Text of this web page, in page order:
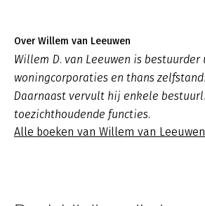
Over Willem van Leeuwen
Willem D. van Leeuwen is
woningcorporaties en thans
Daarnaast vervult hij enkele
toezichthoudende functies.
Alle boeken van Willem van Leeuwen